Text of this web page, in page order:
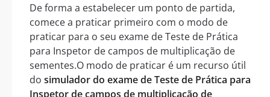
De forma a estabelecer um ponto de partida,
comece a praticar primeiro com o modo de
praticar para o seu exame de Teste de Prática
para Inspetor de campos de multiplicação de
sementes.O modo de praticar é um recurso útil
do simulador do exame de Teste de Prática para
Inspetor de campos de multiplicação de